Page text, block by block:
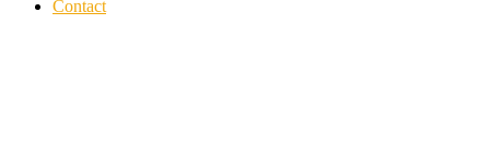
Contact